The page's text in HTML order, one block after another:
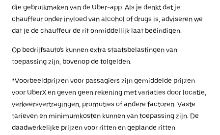
die gebruikmaken van de Uber-app. Als je denkt dat je
chauffeur onder invloed van alcohol of drugs is, adviseren we
dat je de chauffeur de rit onmiddellijk laat beëindigen.
Op bedrijfsauto's kunnen extra staatsbelastingen van
toepassing zijn, bovenop de tolgelden.
*Voorbeeldprijzen voor passagiers zijn gemiddelde prijzen
voor UberX en geven geen rekening met variaties door locatie,
verkeersvertragingen, promoties of andere factoren. Vaste
tarieven en minimumkosten kunnen van toepassing zijn. De
daadwerkelijke prijzen voor ritten en geplande ritten